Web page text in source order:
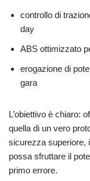
controllo di
day
ABS ottimizzato
erogazione di
gara
L’obiettivo è chiaro:
quella di un vero
sicurezza superiore,
possa sfruttare il
primo errore.